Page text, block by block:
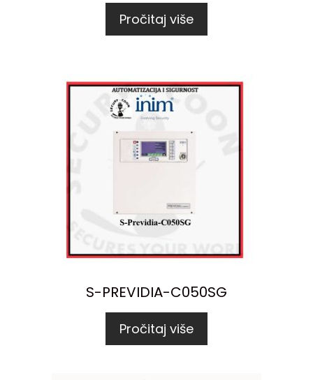
Pročitaj više
S-PREVIDIA-C050SG
Pročitaj više